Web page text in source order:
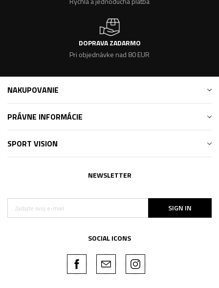
DOPRAVA ZADARMO
Pri objednávke nad 80 EUR
NAKUPOVANIE
PRÁVNE INFORMÁCIE
SPORT VISION
NEWSLETTER
SIGN IN
SOCIAL ICONS